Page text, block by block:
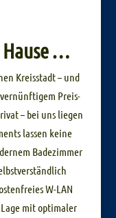
Hause …
Kreisstadt – und
Preis-
– bei uns liegen
lassen keine
Badezimmer
W-LAN
mit optimaler